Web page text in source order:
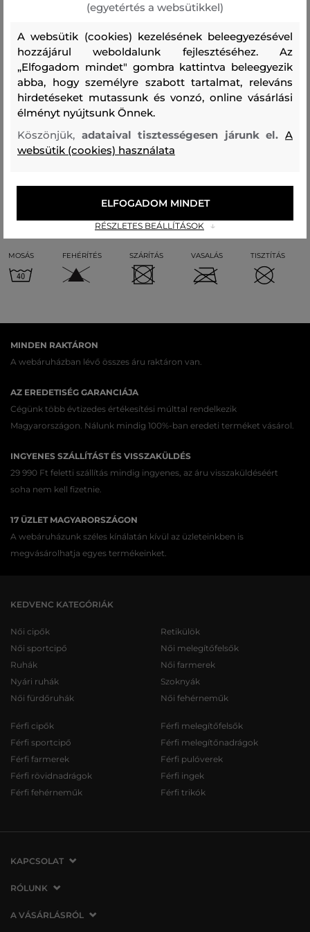
ebből a praktikus kiegészítőből.
Szezon: PS24 Termék kódja896019-723-GC-433
Összetétel
felső anyag
PAMUT
73 %
POLIAMID
24 %
ELASZTÁN
2 %
Kezelési útmutató
MOSÁS FEHÉRÍTÉS SZÁRÍTÁS VASALÁS TISZTÍTÁS
MINDEN RAKTÁRON
A webáruházban lévő összes áru raktáron van.
AZ EREDETISÉG GARANCIÁJA
Cégünk több évtizedes értékesítési múlttal rendelkezik
Magyarországon. Nálunk mindig 100%-ban eredeti terméket vásárol.
INGYENES SZÁLLÍTÁST ÉS VISSZAKÜLDÉS
29 990 Ft feletti szállítás mindig ingyenes, az áru visszaküldéséért
soha nem kell fizetnie.
17 ÜZLET MAGYARORSZÁGON
A webáruházunk széles kínálatán kívül az üzleteinkben is
megvásárolhatja egyes termékeinket.
KEDVENC KATEGÓRIÁK
Női cipők
Női sportcipő
Ruhák
Nyári ruhák
Női fürdőruhák
Retikülök
Női melegítőfelsők
Női farmerek
Szoknyák
Női fehérneműk
Férfi cipők
Férfi sportcipő
Férfi farmerek
Férfi rövidnadrágok
Férfi fehérneműk
Férfi melegítőfelsők
Férfi melegítőnadrágok
Férfi pulóverek
Férfi ingek
Férfi trikók
KAPCSOLAT
VERMONT Services Slovakia s. r. o.
821 07 Bratislava
RÓLUNK
Cégünkről
A VÁSÁRLÁSRÓL
(egyetértés a websütikkel)
A websütik (cookies) kezelésének beleegyezésével
hozzájárul weboldalunk fejlesztéséhez. Az
„Elfogadom mindet" gombra kattintva beleegyezik
abba, hogy személyre szabott tartalmat, releváns
hirdetéseket mutassunk és vonzó, online vásárlási
élményt nyújtsunk Önnek.
Köszönjük, adataival tisztességesen járunk el.A
websütik (cookies) használata
RÉSZLETES BEÁLLÍTÁSOK
ELFOGADOM MINDET